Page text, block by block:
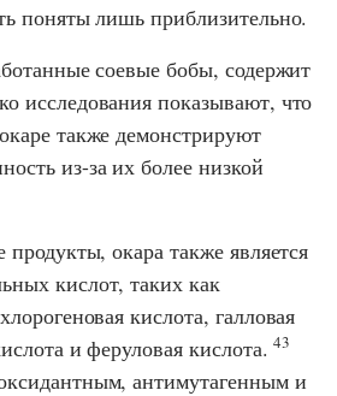
поняты лишь приблизительно.
соевые бобы, содержит
исследования показывают, что
также демонстрируют
из-за их более низкой
окара также является
кислот, таких как
кислота, галловая
и феруловая кислота.43
антимутагенным и